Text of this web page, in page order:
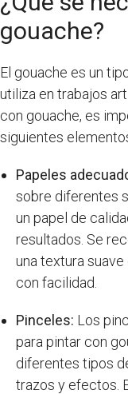
gouache?
El gouache es un
utiliza en trabajos
con gouache, es
siguientes
Papeles
sobre diferentes
un papel de
resultados. Se
una textura
con facilidad.
Pinceles: Los
para pintar con
diferentes tipos
trazos y efectos.